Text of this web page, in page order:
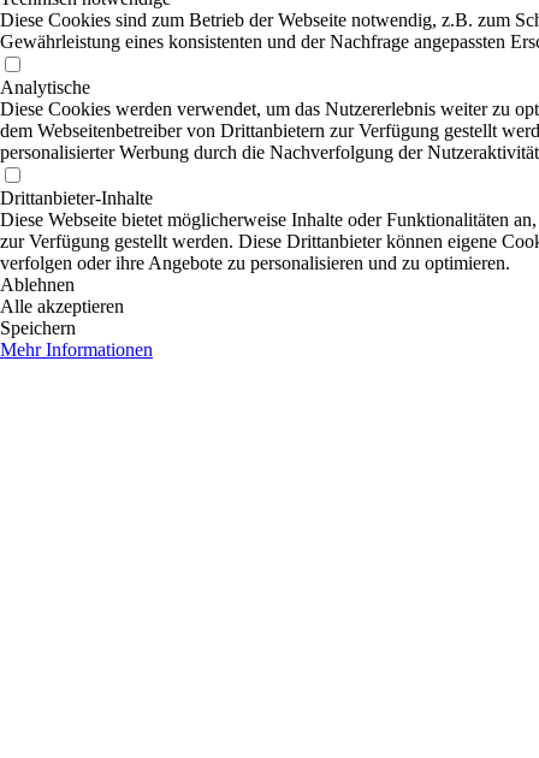
Diese Cookies sind zum Betrieb der Webseite notwendig, z.B. zum
Gewährleistung eines konsistenten und der Nachfrage angepassten
Analytische
Diese Cookies werden verwendet, um das Nutzererlebnis weiter zu
dem Webseitenbetreiber von Drittanbietern zur Verfügung gestellt
personalisierter Werbung durch die Nachverfolgung der
Drittanbieter-Inhalte
Diese Webseite bietet möglicherweise Inhalte oder Funktionalitäten
zur Verfügung gestellt werden. Diese Drittanbieter können eigene
verfolgen oder ihre Angebote zu personalisieren und zu optimieren.
Ablehnen
Alle akzeptieren
Speichern
Mehr Informationen